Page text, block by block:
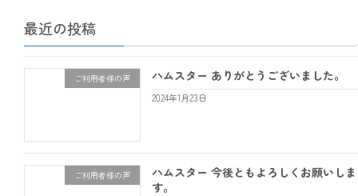
最近の投稿
ご利用者様の声 ハムスター ありがとうございました。
2024年1月23日
ご利用者様の声
ハムスター 今後ともよろしくお願いしま
す。